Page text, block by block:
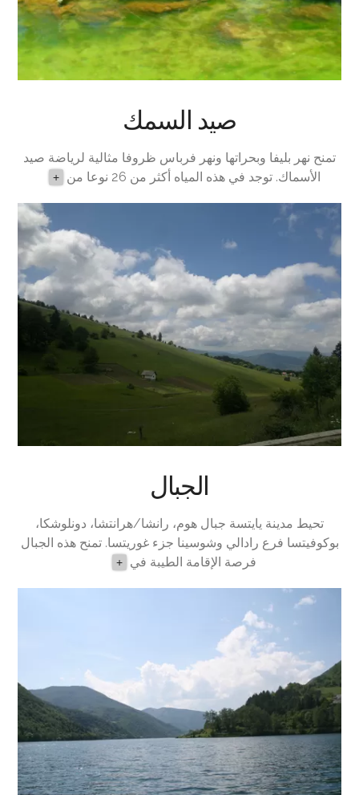
صيد السمك
تمنح نهر بليفا وبحراتها ونهر فرباس ظروفا مثالية لرياضة صيد
الأسماك. توجد في هذه المياه أكثر من 26 نوعا من
+
الجبال
تحيط مدينة يايتسة جبال هوم، رانشا/هرانتشا، دونلوشكا،
بوكوفيتسا فرع رادالي وشوسينا جزء غوريتسا. تمنح هذه الجبال
فرصة الإقامة الطيبة في
+